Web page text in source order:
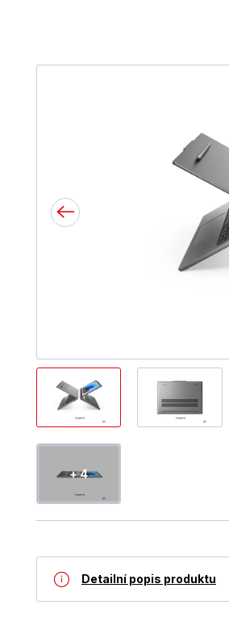
+ 4
Detailní popis produktu